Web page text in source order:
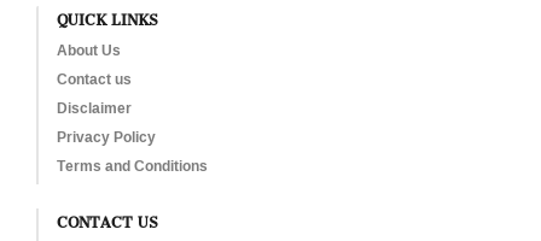
QUICK LINKS
About Us
Contact us
Disclaimer
Privacy Policy
Terms and Conditions
CONTACT US